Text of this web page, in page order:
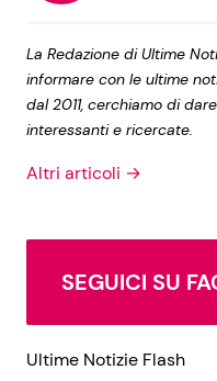
La Redazione di Ultime
informare con le ultime
dal 2011, cerchiamo di
interessanti e ricercate.
Altri articoli →
SEGUICI SU
Ultime Notizie Flash